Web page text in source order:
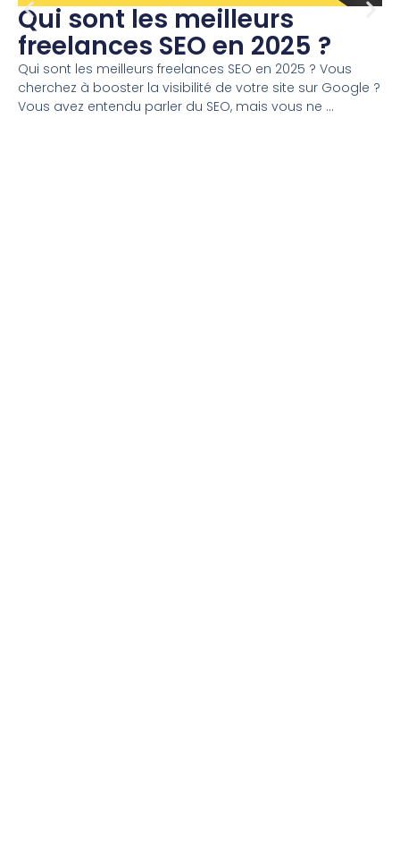
Qui sont les meilleurs
freelances SEO en 2025 ?
Qui sont les meilleurs freelances SEO en 2025 ? Vous
cherchez à booster la visibilité de votre site sur Google ?
Vous avez entendu parler du SEO, mais vous ne ...